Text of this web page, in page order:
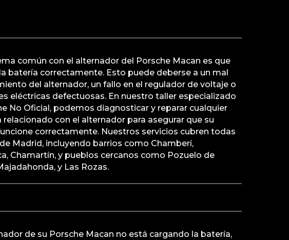
común con el alternador del Porsche Macan es que
batería correctamente. Esto puede deberse a un mal
del alternador, un fallo en el regulador de voltaje o
eléctricas defectuosas. En nuestro taller especializado
No Oficial, podemos diagnosticar y reparar cualquier
con el alternador para asegurar que su
correctamente. Nuestros servicios cubren todas
de Madrid, incluyendo barrios como Chamberí,
Chamartín, y pueblos cercanos como Pozuelo de
y Las Rozas.
de su Porsche Macan no está cargando la batería,